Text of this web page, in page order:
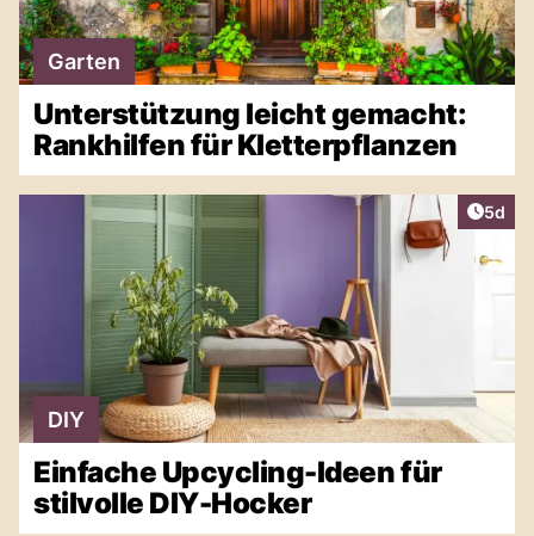
Garten
Unterstützung leicht gemacht:
Rankhilfen für Kletterpflanzen
5d
DIY
Einfache Upcycling-Ideen für
stilvolle DIY-Hocker